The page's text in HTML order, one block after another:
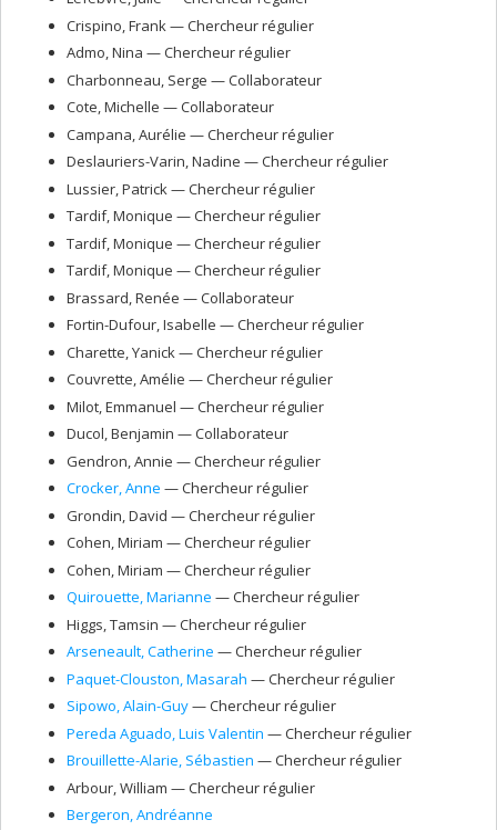
Crispino, Frank— Chercheur régulier
Admo, Nina — Chercheur régulier
Charbonneau, Serge — Collaborateur
Cote, Michelle — Collaborateur
Campana, Aurélie — Chercheur régulier
Deslauriers-Varin, Nadine — Chercheur régulier
Lussier, Patrick— Chercheur régulier
Tardif, Monique — Chercheur régulier
Tardif, Monique — Chercheur régulier
Tardif, Monique — Chercheur régulier
Brassard, Renée — Collaborateur
Fortin-Dufour, Isabelle — Chercheur régulier
Charette, Yanick— Chercheur régulier
Couvrette, Amélie — Chercheur régulier
Milot, Emmanuel — Chercheur régulier
Ducol, Benjamin — Collaborateur
Gendron, Annie — Chercheur régulier
Crocker, Anne — Chercheur régulier
Grondin, David — Chercheur régulier
Cohen, Miriam — Chercheur régulier
Cohen, Miriam — Chercheur régulier
Quirouette, Marianne — Chercheur régulier
Higgs, Tamsin — Chercheur régulier
Arseneault, Catherine — Chercheur régulier
Paquet-Clouston, Masarah — Chercheur régulier
Sipowo, Alain-Guy— Chercheur régulier
Pereda Aguado, Luis Valentin — Chercheur régulier
Brouillette-Alarie, Sébastien — Chercheur régulier
Arbour, William — Chercheur régulier
Bergeron, Andréanne